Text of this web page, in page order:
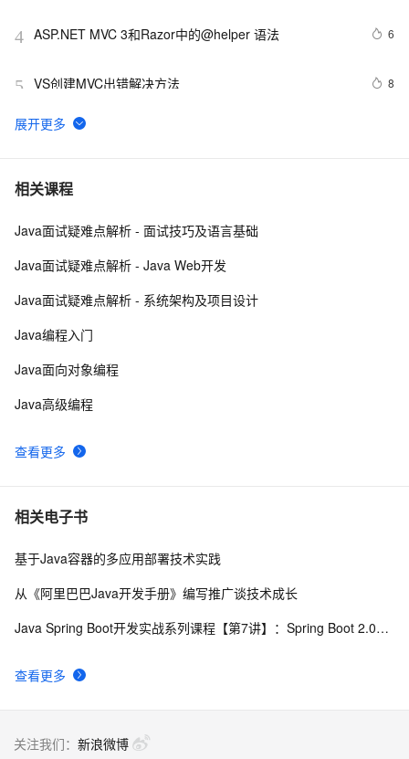
4 ASP.NET MVC 3和Razor中的@helper 语法 6
5 VS创建MVC出错解决方法 8
6 基于MVC模式的数据库综合练习
7 通过MVC模式将Web视图和逻辑代码分离
8 asp.net MVC 的处理流程
10构建ASP.NET MVC4+EF5+EasyUI+Unity2.x注入的后台
相关课程
查看更多
Java面试疑难点解析 - 面试技巧及语言基础
Java面试疑难点解析 - Java Web开发
Java面试疑难点解析 - 系统架构及项目设计
Java编程入门
Java面向对象编程
Java高级编程
相关电子书
查看更多
基于Java容器的多应用部署技术实践
从《阿里巴巴Java开发手册》编写推广谈技术成长
Java Spring Boot开发实战系列课程【第7讲】：Spring Boot 2.0安全机制与MVC身份验证实战(Java面试题)
关注我们： 新浪微博